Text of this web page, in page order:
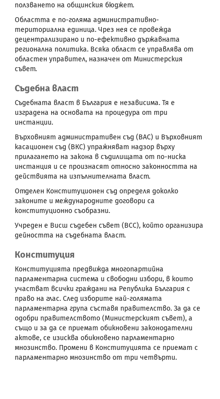
ползването на общинския бюджет.
Областта е по-голяма административно-
териториална единица. Чрез нея се провежда
децентрализирано и по-ефективно държавната
регионална политика. Всяка област се управлява от
областен управител, назначен от Министерския
съвет.
Съдебна власт
Съдебната власт в България е независима. Тя е
изградена на основата на процедура от три
инстанции.
Върховният административен съд (ВАС) и Върховният
касационен съд (ВКС) упражняват надзор върху
прилагането на закона в съдилищата от по-ниска
инстанция и се произнасят относно законността на
действията на изпълнителната власт.
Отделен Конституционен съд определя доколко
законите и международните договори са
конституционно съобразни.
Учреден е Висш съдебен съвет (ВСС), който организира
дейността на съдебната власт.
Конституция
Конституцията предвижда многопартийна
парламентарна система и свободни избори, в които
участват всички граждани на Република България с
право на глас. След изборите най-голямата
парламентарна група съставя правителство. За да се
одобри правителството (Министерският съвет), а
също и за да се приемат обикновени законодателни
актове, се изисква обикновено парламентарно
мнозинство. Промени в Конституцията се приемат с
парламентарно мнозинство от три четвърти.